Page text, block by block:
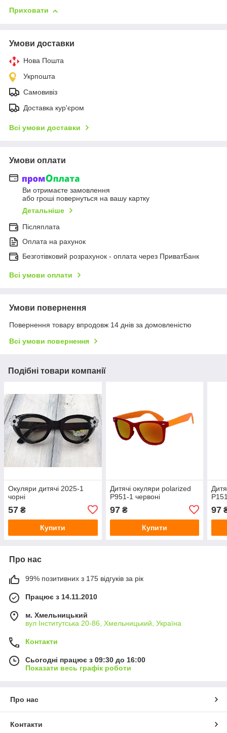
Приховати
Умови доставки
Нова Пошта
Укрпошта
Самовивіз
Доставка кур'єром
Всі умови доставки
Умови оплати
Ви отримаєте замовлення
або гроші повернуться на вашу картку
Детальніше
Післяплата
Оплата на рахунок
Безготівковий розрахунок - оплата через ПриватБанк
Всі умови оплати
Умови повернення
Повернення товару впродовж 14 днів за домовленістю
Всі умови повернення
Подібні товари компанії
Окуляри дитячі 2025-1
чорні
57 ₴
Купити
Дитячі окуляри polarized
P951-1 червоні
97₴
Купити
97
Про нас
99% позитивних з 175 відгуків за рік
Працює з 14.11.2010
м. Хмельницький
вул Інститутська 20-86, Хмельницький, Україна
Контакти
Сьогодні працює з 09:30 до 16:00
Показати весь графік роботи
Про нас
Контакти